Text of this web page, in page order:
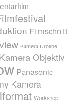
Filmschnitt
Kamera Drohne
Kamera Objektiv
Panasonic
Kamera
Workshop